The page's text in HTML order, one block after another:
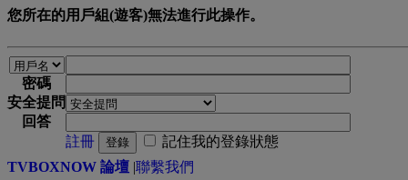
您所在的用戶組(遊客)無法進行此操作。
密碼
安全提問
回答
註冊
登錄
記住我的登錄狀態
TVBOXNOW 論壇 |聯繫我們